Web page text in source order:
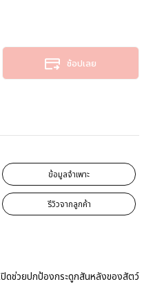
ช้อปเลย
ข้อมูลจำเพาะ
รีวิวจากลูกค้า
วยปกป้องกระดูกสันหลังของสัตว์